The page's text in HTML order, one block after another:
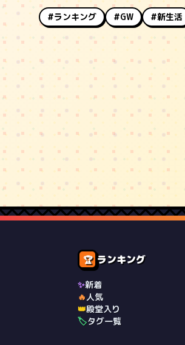
#ランキング #GW #新生活
🏆 ランキング
✨新着
🔥人気
👑殿堂入り
🏷️タグ一覧